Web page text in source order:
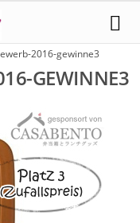
2016-gewinne3
GEWINNE3